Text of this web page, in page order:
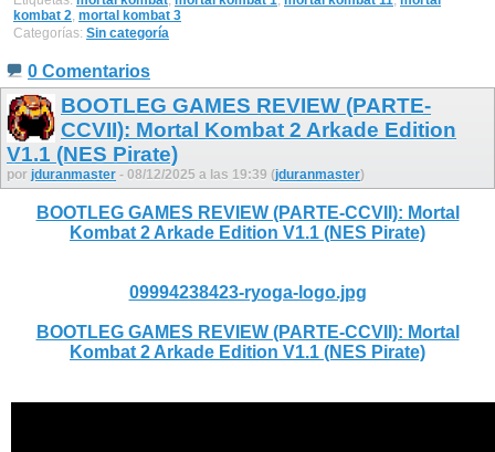
kombat 2 mortal kombat 3
Categorías: Sin categoría
0 Comentarios
BOOTLEG GAMES REVIEW (PARTE-
CCVII): Mortal Kombat 2 Arkade Edition
V1.1 (NES Pirate)
por jduranmaster - 08/12/2025 a las 19:39 (jduranmaster)
BOOTLEG GAMES REVIEW (PARTE-CCVII): Mortal
Kombat 2 Arkade Edition V1.1 (NES Pirate)
09994238423-ryoga-logo.jpg
BOOTLEG GAMES REVIEW (PARTE-CCVII): Mortal
Kombat 2 Arkade Edition V1.1 (NES Pirate)